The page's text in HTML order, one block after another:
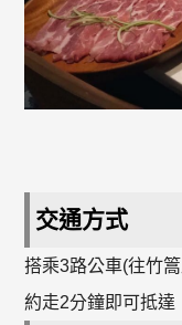
交通方式
搭乘3路公車(往竹
約走2分鐘即可抵達